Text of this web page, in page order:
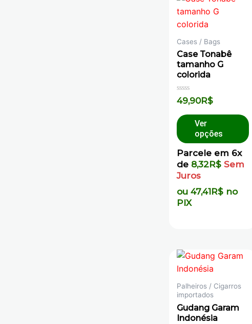
Cases / Bags
Case Tonabê
tamanho G
colorida
Avaliação
0
5
49,90R$
Ver
opções
Parcele em 6x
de 8,32R$ Sem
Juros
ou 47,41R$ no
PIX
Palheiros / Cigarros
importados
Gudang Garam
Indonésia